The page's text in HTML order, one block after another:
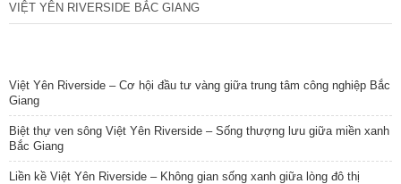
VIỆT YÊN RIVERSIDE BẮC GIANG
Việt Yên Riverside – Cơ hội đầu tư vàng giữa trung tâm công nghiệp Bắc
Giang
Biệt thự ven sông Việt Yên Riverside – Sống thượng lưu giữa miền xanh
Bắc Giang
Liền kề Việt Yên Riverside – Không gian sống xanh giữa lòng đô thị